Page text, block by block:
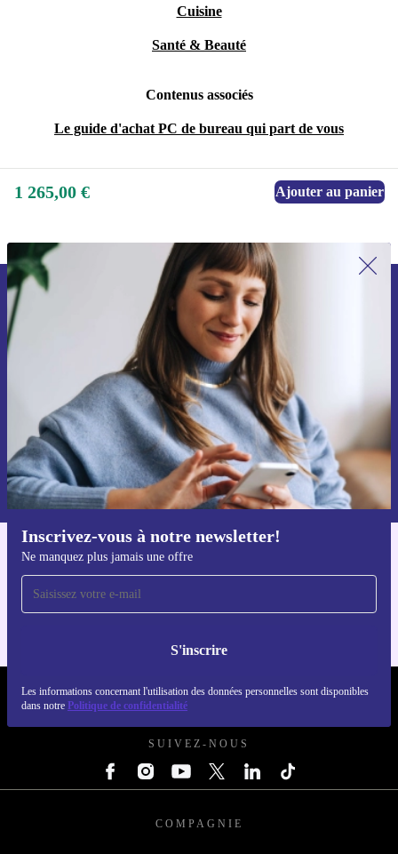
Cuisine
Santé & Beauté
Contenus associés
Le guide d'achat PC de bureau qui part de vous
1 265,00 € Ajouter au panier
Inscrivez-vous à notre newsletter!
Ne manquez plus jamais une offre
S'inscrire
Les informations concernant l'utilisation des données personnelles sont disponibles
dans notre Politique de confidentialité
Recevoir offres et infos de refurbed
par mail
Ne manquez plus aucune offre.
S'inscrire
Retrouvez les informations sur l'utilisation des données personnelles
dans notrepolitique de confidentialité.
Téléchargez l'application refurbed
Pour iOS et Android
REFURBED FRANCE - RETHINK NEW.
SUIVEZ-NOUS
COMPAGNIE